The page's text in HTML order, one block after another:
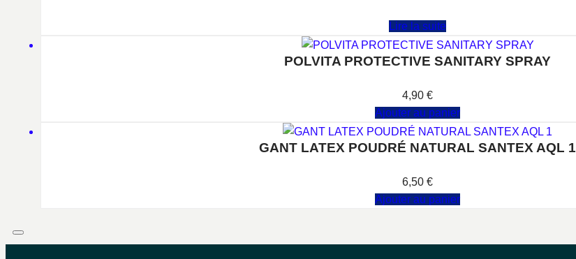
Lire la suite
POLVITA PROTECTIVE SANITARY SPRAY
4,90 €
Ajouter au panier
GANT LATEX POUDRÉ NATURAL SANTEX AQL 1
6,50 €
Ajouter au panier